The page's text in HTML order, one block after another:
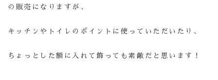
の販売になりますが、
キッチンやトイレのポイントに使っていただいたり、
ちょっとした額に入れて飾っても素敵だと思います！